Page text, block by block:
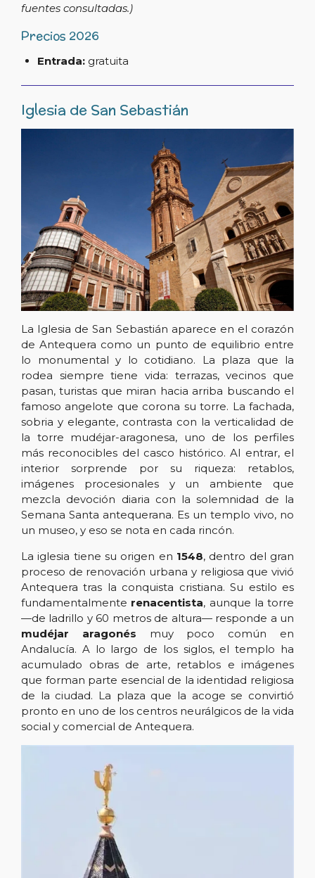
fuentes consultadas.)
Precios 2026
Entrada:gratuita
Iglesia de San Sebastián
La Iglesia de San Sebastián aparece en el corazón
de Antequera como un punto de equilibrio entre
lo monumental y lo cotidiano. La plaza que la
rodea siempre tiene vida: terrazas, vecinos que
pasan, turistas que miran hacia arriba buscando el
famoso angelote que corona su torre. La fachada,
sobria y elegante, contrasta con la verticalidad de
la torre mudéjar-aragonesa, uno de los perfiles
más reconocibles del casco histórico. Al entrar, el
interior sorprende por su riqueza: retablos,
imágenes procesionales y un ambiente que
mezcla devoción diaria con la solemnidad de la
Semana Santa antequerana. Es un templo vivo, no
un museo, y eso se nota en cada rincón.
La iglesia tiene su origen en 1548, dentro del gran
proceso de renovación urbana y religiosa que vivió
Antequera tras la conquista cristiana. Su estilo es
fundamentalmente renacentista, aunque la torre
—de ladrillo y 60 metros de altura— responde a un
mudéjar aragonés muy poco común en
Andalucía. A lo largo de los siglos, el templo ha
acumulado obras de arte, retablos e imágenes
que forman parte esencial de la identidad religiosa
de la ciudad. La plaza que la acoge se convirtió
pronto en uno de los centros neurálgicos de la vida
social y comercial de Antequera.